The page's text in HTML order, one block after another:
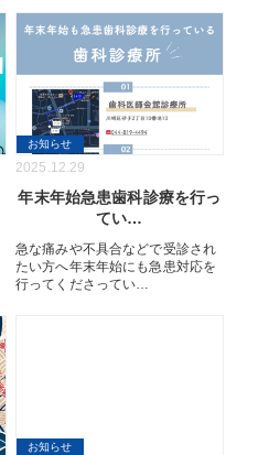
お知らせ
2025.12.29
年末年始急患歯科診療を行っ
てい…
急な痛みや不具合などで受診され
たい方へ年末年始にも急患対応を
行ってくださってい…
お知らせ